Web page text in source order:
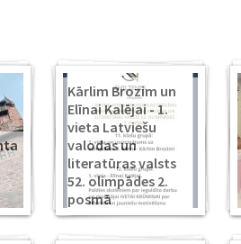
Kārlim Brozim un
Elīnai Kalējai - 1.
vieta Latviešu
valodas un
literatūras valsts
52. olimpādes 2.
posmā